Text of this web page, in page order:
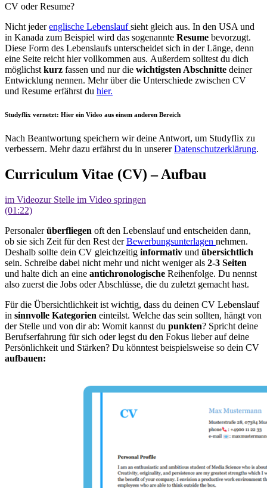
CV oder Resume?
Nicht jederenglische Lebenslaufsieht gleich aus. In den USA und
in Kanada zum Beispiel wird das sogenannte Resume bevorzugt.
Diese Form des Lebenslaufs unterscheidet sich in der Länge, denn
eine Seite reicht hier vollkommen aus. Außerdem solltest du dich
möglichst kurz fassen und nur die wichtigsten Abschnitte deiner
Entwicklung nennen. Mehr über die Unterschiede zwischen CV
und Resume erfährst du hier.
Studyflix vernetzt: Hier ein Video aus einem anderen Bereich
Nach Beantwortung speichern wir deine Antwort, um Studyflix zu
verbessern. Mehr dazu erfährst du in unsererDatenschutzerklärung.
Curriculum Vitae (CV) – Aufbau
im Videozur Stelle im Video springen
(01:22)
Personalerüberfliegen oft den Lebenslauf und entscheiden dann,
ob sie sich Zeit für den Rest derBewerbungsunterlagen nehmen.
Deshalb sollte dein CV gleichzeitig informativ und übersichtlich
sein. Schreibe dabei nicht mehr und nicht weniger als 2-3 Seiten
und halte dich an eine antichronologische Reihenfolge. Du nennst
also zuerst die Jobs oder Abschlüsse, die du zuletzt gemacht hast.
Für die Übersichtlichkeit ist wichtig, dass du deinen CV Lebenslauf
in sinnvolle Kategorien einteilst. Welche das sein sollten, hängt von
der Stelle und von dir ab: Womit kannst du punkten? Spricht deine
Berufserfahrung für sich oder legst du den Fokus lieber auf deine
Persönlichkeit und Stärken? Du könntest beispielsweise so dein CV
aufbauen: